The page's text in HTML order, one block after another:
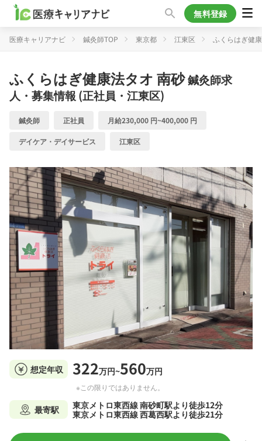
無料登録
医療キャリアナビ 鍼灸師TOP 東京都 江東区 ふくらはぎ健
ふくらはぎ健康法タオ 南砂鍼灸師求
人・募集情報 (正社員・江東区)
鍼灸師 正社員 月給230,000 円~400,000 円
デイケア・デイサービス 江東区
想定年収 322万円~560万円
※この限りではありません。
最寄駅
東京メトロ東西線 南砂町駅より徒歩12分
東京メトロ東西線 西葛西駅より徒歩21分